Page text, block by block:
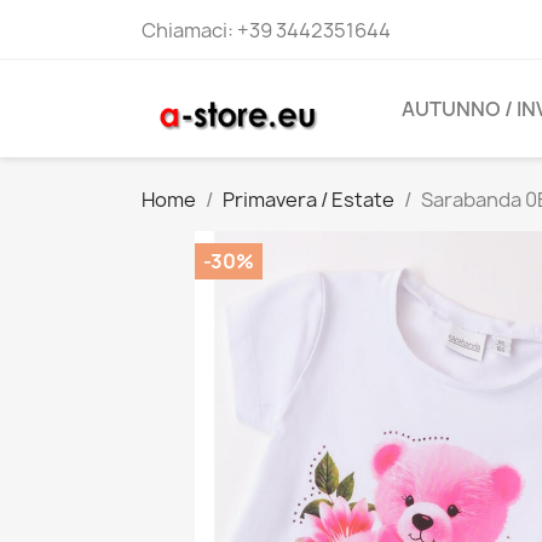
Chiamaci: +39 3442351644
AUTUNNO /
Home Primavera / Estate Sarabanda
-30%